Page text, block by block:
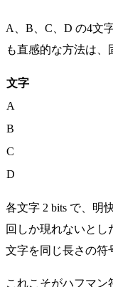
A、B、C、D の4文
も直感的な方法は、
文字
A
B
C
D
各文字 2 bits で、明
回しか現れないとし
文字を同じ長さの符
これこそがハフマン